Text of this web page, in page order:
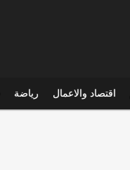
اقتصاد والاعمال رياضة